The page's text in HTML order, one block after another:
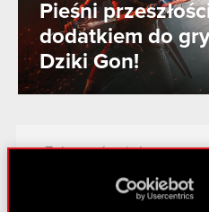
Pieśni
dodatkiem do
Dziki Gon!
Zobacz również:
Aktualności